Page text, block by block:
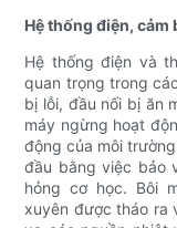
Hệ thống điện,
Hệ thống điện và
quan trọng trong
bị lỗi, đầu nối bị ăn
máy ngừng hoạt
động của môi
đầu bằng việc bảo
hỏng cơ học. Bôi
xuyên được tháo ra